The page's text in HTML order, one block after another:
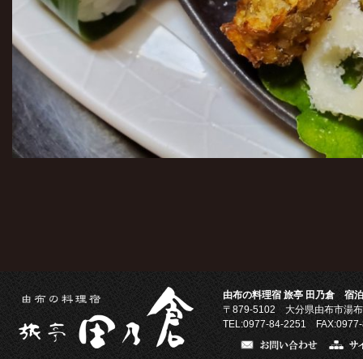
由布の料理宿 旅亭 田乃倉 宿
〒879-5102 大分県由布市湯
TEL:0977-84-2251